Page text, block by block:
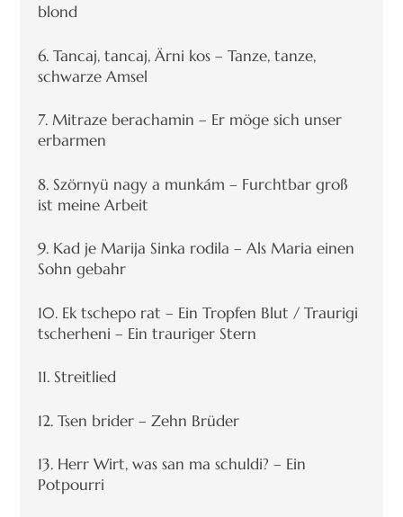
blond
6. Tancaj, tancaj, Ärni kos – Tanze, tanze,
schwarze Amsel
7. Mitraze berachamin – Er möge sich unser
erbarmen
8. Szörnyü nagy a munkám – Furchtbar groß
ist meine Arbeit
9. Kad je Marija Sinka rodila – Als Maria einen
Sohn gebahr
10. Ek tschepo rat – Ein Tropfen Blut / Traurigi
tscherheni – Ein trauriger Stern
11. Streitlied
12. Tsen brider – Zehn Brüder
13. Herr Wirt, was san ma schuldi? – Ein
Potpourri